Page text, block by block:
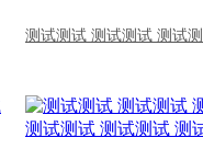
测试测试 测试测试 测试